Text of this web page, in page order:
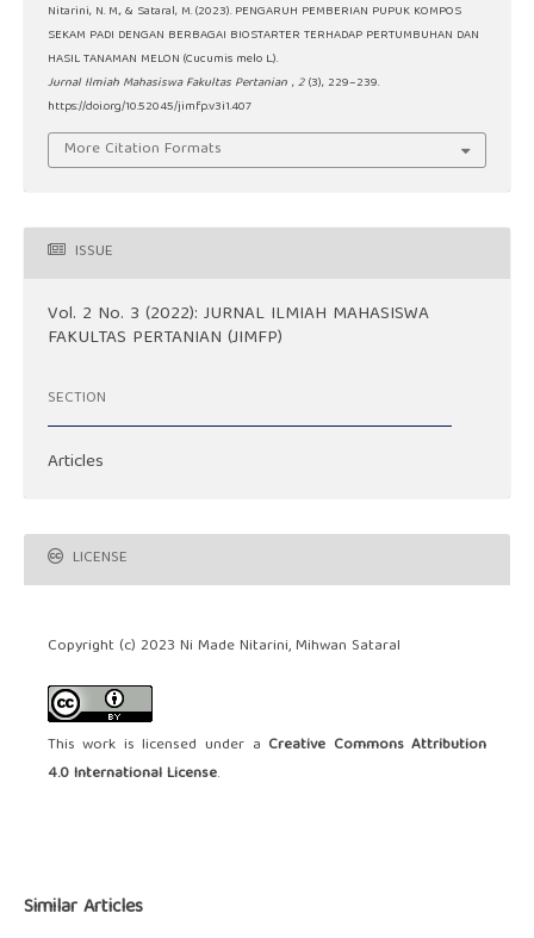
Nitarini, N. M., & Sataral, M. (2023). PENGARUH PEMBERIAN PUPUK KOMPOS
SEKAM PADI DENGAN BERBAGAI BIOSTARTER TERHADAP PERTUMBUHAN DAN
HASIL TANAMAN MELON (Cucumis melo L.).
Jurnal Ilmiah Mahasiswa Fakultas Pertanian ,2 (3), 229–239.
https://doi.org/10.52045/jimfp.v3i1.407
More Citation Formats
ISSUE
Vol. 2 No. 3 (2022): JURNAL ILMIAH MAHASISWA
FAKULTAS PERTANIAN (JIMFP)
SECTION
Articles
LICENSE
Copyright (c) 2023 Ni Made Nitarini, Mihwan Sataral
This work is licensed under a Creative Commons Attribution
4.0 International License.
Similar Articles